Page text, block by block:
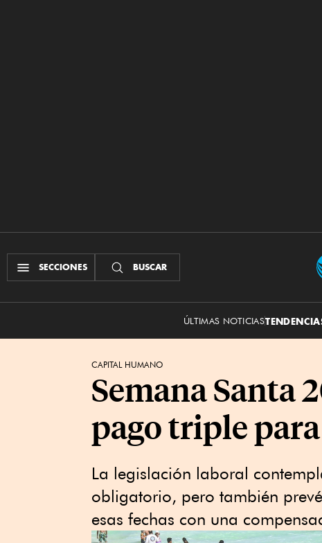
SECCIONES BUSCAR
ÚLTIMAS NOTICIAS
CAPITAL HUMANO
Semana Santa
pago triple
La legislación laboral
obligatorio, pero también
esas fechas con una